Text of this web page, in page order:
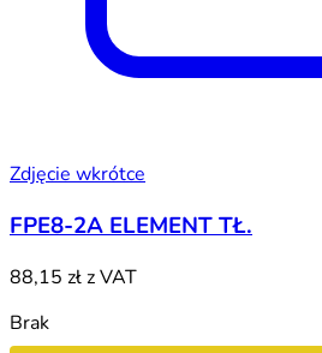
Zdjęcie wkrótce
FPE8-2A ELEMENT TŁ.
88,15 złz VAT
Brak